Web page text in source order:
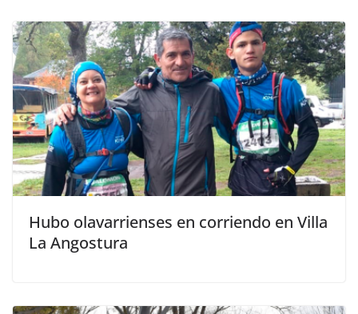
Hubo olavarrienses en corriendo en Villa
La Angostura